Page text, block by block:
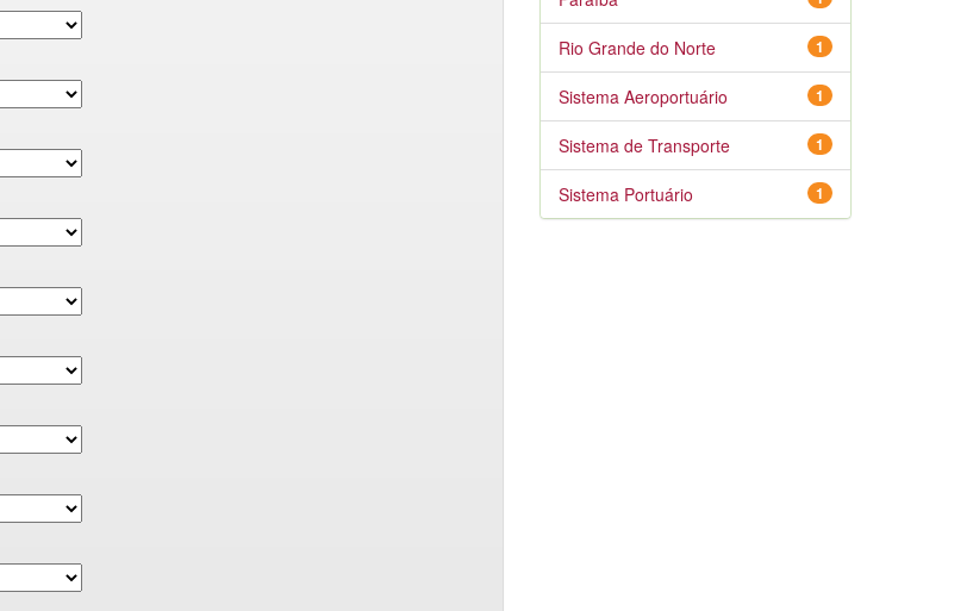
1
Rio Grande do Norte
1
Sistema Aeroportuário
1
Sistema de Transporte
1
Sistema Portuário